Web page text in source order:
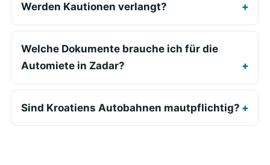
Werden Kautionen verlangt?
Welche Dokumente brauche ich für die
Automiete in Zadar?
Sind Kroatiens Autobahnen mautpflichtig?